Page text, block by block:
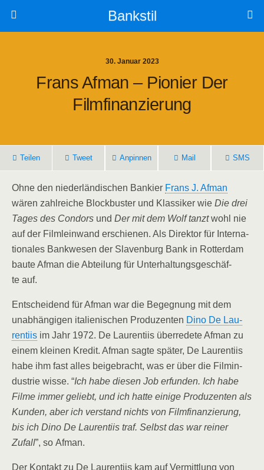
Bankstil
30. Januar 2023
Frans Afman – Pio­nier Der
Filmfinanzierung
Tei­len Tweet Anpin­nen Mail SMS
Ohne den nie­der­län­di­schen Ban­kier Frans J. Afman
wären zahl­rei­che Block­bus­ter und Klas­si­ker wie Die drei
Tages des Con­dors und Der mit dem Wolf tanztwohl nie
auf der Film­lein­wand erschie­nen. Als Direk­tor für Inter­na­
tio­na­les Bank­we­sen der Slaven­burg Bank in Rot­ter­dam
bau­te Afman die Abtei­lung für Unter­hal­tungs­ge­schäf­
te auf.
Ent­schei­dend für Afman war die Begeg­nung mit dem
unab­hän­gi­gen ita­lie­ni­schen Pro­du­zen­ten Dino De Lau­
ren­ti­is im Jahr 1972. De Lau­ren­ti­is über­re­de­te Afman zu
einem klei­nen Kre­dit. Afman sag­te spä­ter, De Lau­ren­ti­is
habe ihm fast alles bei­gebracht, was er über die Film­in­
dus­trie wis­se. “Ich habe die­sen Job erfun­den. Ich habe
Fil­me immer geliebt, und ich hat­te eini­ge Pro­du­zen­ten als
Kun­den, aber ich ver­stand nichts von Film­fi­nan­zie­rung,
bis ich Dino De Lau­ren­ti­is traf. Selbst das war rei­ner
Zufall”, so Afman.
Der Kon­takt zu De Lau­ren­ti­is kam auf Ver­mitt­lung von